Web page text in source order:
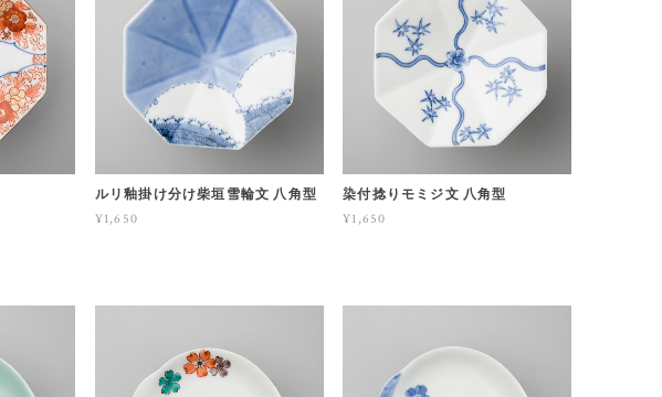
ルリ釉掛け分け柴垣雪輪文 八角型
¥1,650
染付捻りモミジ文 八角型
¥1,650